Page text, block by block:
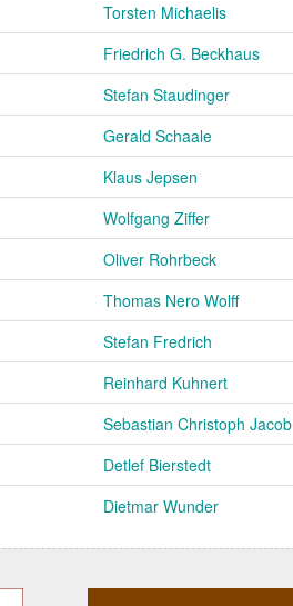
Torsten Michaelis
Friedrich G. Beckhaus
Stefan Staudinger
Gerald Schaale
Klaus Jepsen
Wolfgang Ziffer
Oliver Rohrbeck
Thomas Nero Wolff
Stefan Fredrich
Reinhard Kuhnert
Sebastian Christoph Jacob
Detlef Bierstedt
Dietmar Wunder